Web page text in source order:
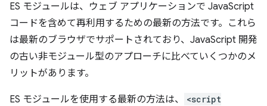
ES モジュールは、ウェブ アプリケーションで JavaScript
コードを含めて再利用するための最新の方法です。これら
は最新のブラウザでサポートされており、JavaScript 開発
の古い非モジュール型のアプローチに比べていくつかのメ
リットがあります。
ES モジュールを使用する最新の方法は、
<script